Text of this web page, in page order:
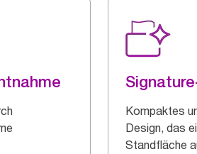
Kompaktes
Design, das
Standfläche